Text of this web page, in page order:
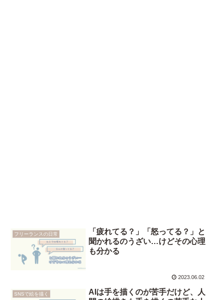
フリーランスの日常
「疲れてる？」「怒ってる？」と
聞かれるのうざい…けどその心理
も分かる
2023.06.02
SNSで絵を描く
AIは手を描くのが苦手だけど、人